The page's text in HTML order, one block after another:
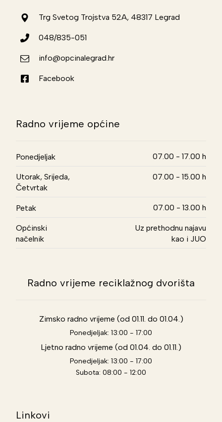
Trg Svetog Trojstva 52A, 48317 Legrad
048/835-051
info@opcinalegrad.hr
Facebook
Radno vrijeme općine
Ponedjeljak 07.00 - 17.00 h
Utorak, Srijeda,
Četvrtak
07.00 - 15.00 h
Petak 07.00 - 13.00 h
Općinski
načelnik
Uz prethodnu najavu
kao i JUO
Radno vrijeme reciklažnog dvorišta
Zimsko radno vrijeme (od 01.11. do 01.04.)
Ponedjeljak: 13:00 - 17:00
Ljetno radno vrijeme (od 01.04. do 01.11.)
Ponedjeljak: 13:00 - 17:00
Subota: 08:00 - 12:00
Linkovi